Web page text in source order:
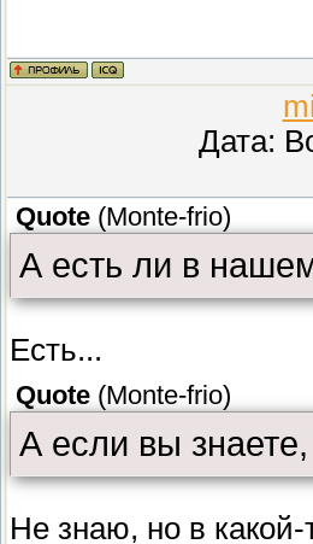
Дата:
Quote (Monte-frio)
А есть ли в
Есть...
Quote (Monte-frio)
А если вы знаете,
Не знаю, но в